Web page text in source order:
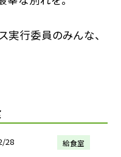
実行委員のみんな、
28 給食室